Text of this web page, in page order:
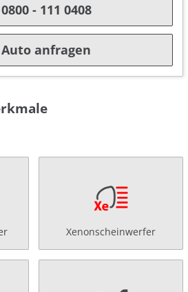
0800 - 111 0408
Auto anfragen
Xenonscheinwerfer